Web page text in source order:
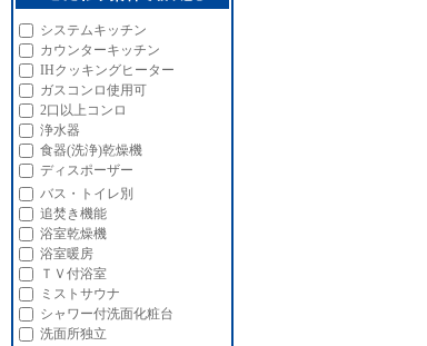
システムキッチン
カウンターキッチン
IHクッキングヒーター
ガスコンロ使用可
2口以上コンロ
浄水器
食器(洗浄)乾燥機
ディスポーザー
バス・トイレ別
追焚き機能
浴室乾燥機
浴室暖房
ＴＶ付浴室
ミストサウナ
シャワー付洗面化粧台
洗面所独立